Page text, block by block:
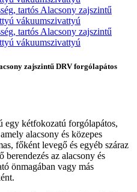
zajszintű DRV forgólapátos
kétfokozatú forgólapátos,
alacsony és közepes
főként levegő és egyéb száraz
az alacsony és
önmagában vagy más